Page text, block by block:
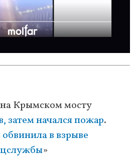
Крымском мосту
затем начался пожар.
обвинила в взрыве
»